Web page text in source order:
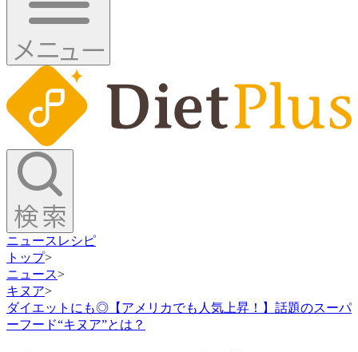
ニュース レシピ
トップ>
ニュース>
キヌア>
ダイエットにも◎【アメリカでも人気上昇！】話題のスーパ
ーフード“キヌア”とは？